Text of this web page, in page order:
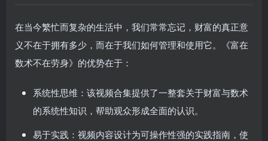
在当今繁忙而复杂的生活中，我们常常忘记，财富的真正意
义不在于拥有多少，而在于我们如何管理和使用它。《富在
数术不在劳身》的优势在于：
系统性思维： 该视频合集提供了一整套关于财富与数术
的系统性知识，帮助观众形成全面的认识。
易于实践： 视频内容设计为可操作性强的实践指南，使